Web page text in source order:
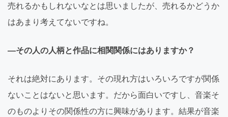
売れるかもしれないなとは思いましたが、売れるかどうか
はあまり考えてないですね。
―その人の人柄と作品に相関関係にはありますか？
それは絶対にあります。その現れ方はいろいろですが関係
ないことはないと思います。だから面白いですし、音楽そ
のものよりその関係性の方に興味があります。結果が音楽